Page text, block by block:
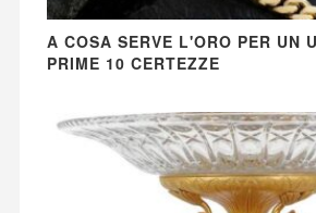
A COSA SERVE L'ORO PER UN
PRIME 10 CERTEZZE